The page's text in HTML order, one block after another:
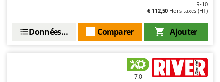
Resto Italia
R-10
€ 112,50 Hors taxes (HT)
Ajouter
Comparer
Données techniques
7,0